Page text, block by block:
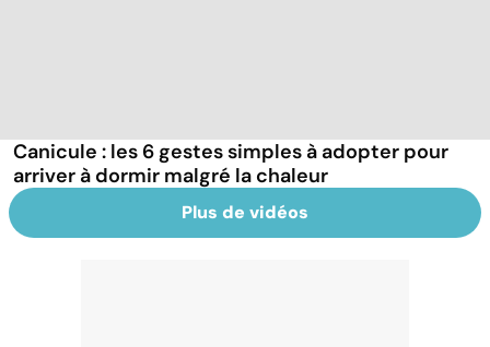
Canicule : les 6 gestes simples à adopter pour
arriver à dormir malgré la chaleur
Plus de vidéos